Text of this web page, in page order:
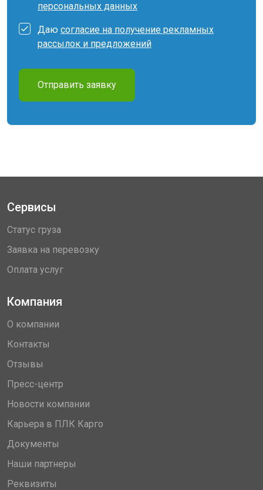
персональных данных
Даю согласие на получение рекламных
рассылок и предложений
Отправить заявку
Сервисы
Статус груза
Заявка на перевозку
Оплата услуг
Компания
О компании
Контакты
Отзывы
Пресс-центр
Новости компании
Карьера в ПЛК Карго
Документы
Наши партнеры
Реквизиты